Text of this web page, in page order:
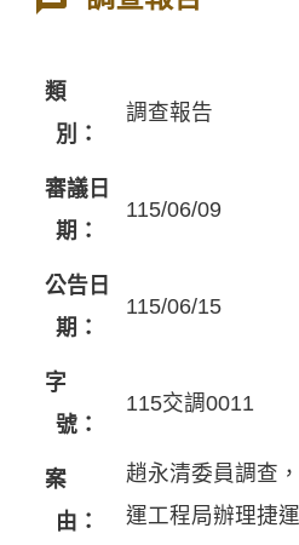
類
別：
調查報告
審議日
期：
115/06/09
公告日
期：
115/06/15
字
號：
115交調0011
案
由：
趙永清委員調查
運工程局辦理捷